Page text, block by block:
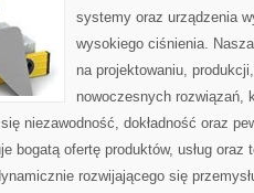
systemy oraz urządzenia
wysokiego ciśnienia.
na projektowaniu,
nowoczesnych rozwiązań,
niezawodność, dokładność oraz
bogatą ofertę produktów, usług oraz
rozwijającego się